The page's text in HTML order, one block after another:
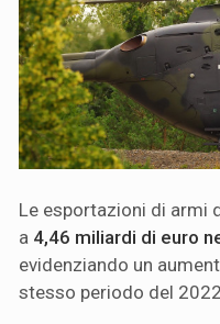
Le esportazioni di armi
a 4,46 miliardi di euro
evidenziando un
stesso periodo del